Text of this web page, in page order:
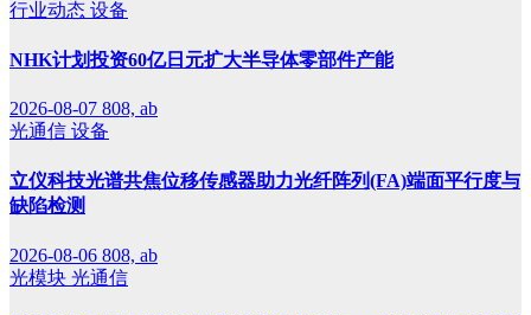
行业动态 设备
NHK计划投资60亿日元扩大半导体零部件产能
2026-08-07 808, ab
光通信 设备
立仪科技光谱共焦位移传感器助力光纤阵列(FA)端面平行度与
缺陷检测
2026-08-06 808, ab
光模块 光通信